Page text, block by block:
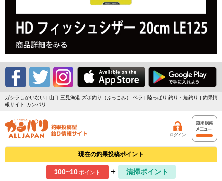
ガシラしかいない | 山口 三見漁港 ズボ釣り（ぶっこみ） ベラ | 陸っぱり 釣り・魚釣り | 釣果情
報サイト カンパリ
ログイン
現在の釣果投稿ポイント
300~10ポイント +
清掃ポイント